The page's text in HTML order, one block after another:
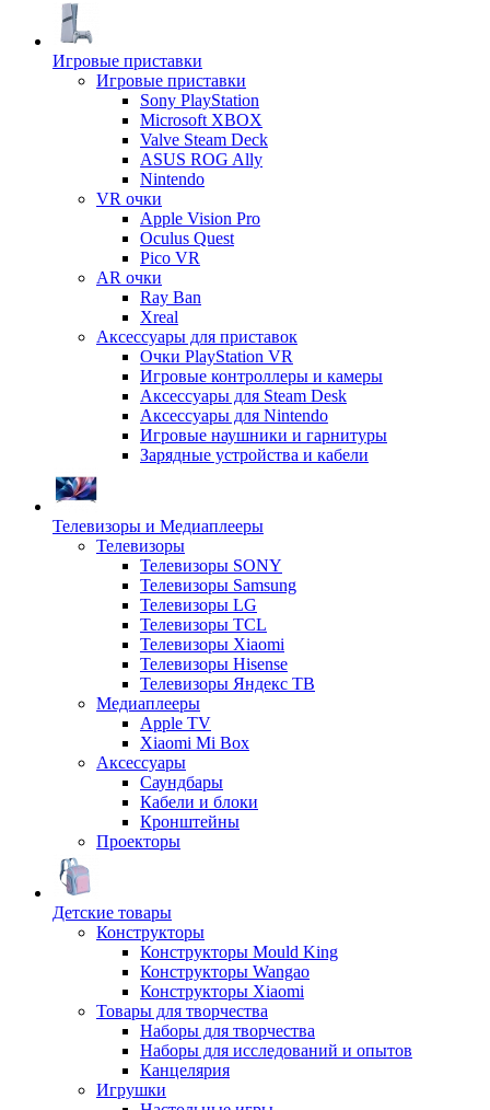
Игровые приставки
Игровые приставки
Sony PlayStation
Microsoft XBOX
Valve Steam Deck
ASUS ROG Ally
Nintendo
VR очки
Apple Vision Pro
Oculus Quest
Pico VR
AR очки
Ray Ban
Xreal
Аксессуары для приставок
Очки PlayStation VR
Игровые контроллеры и камеры
Аксессуары для Steam Desk
Аксессуары для Nintendo
Игровые наушники и гарнитуры
Зарядные устройства и кабели
Телевизоры и Медиаплееры
Телевизоры
Телевизоры SONY
Телевизоры Samsung
Телевизоры LG
Телевизоры TCL
Телевизоры Xiaomi
Телевизоры Hisense
Телевизоры Яндекс ТВ
Медиаплееры
Apple TV
Xiaomi Mi Box
Аксессуары
Саундбары
Кабели и блоки
Кронштейны
Проекторы
Детские товары
Конструкторы
Конструкторы Mould King
Конструкторы Wangao
Конструкторы Xiaomi
Товары для творчества
Наборы для творчества
Наборы для исследований и опытов
Канцелярия
Игрушки